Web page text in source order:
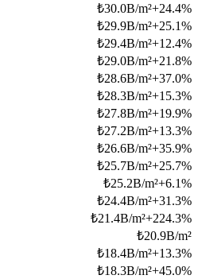
₺30.0B/m²+24.4%
₺29.9B/m²+25.1%
₺29.4B/m²+12.4%
₺29.0B/m²+21.8%
₺28.6B/m²+37.0%
₺28.3B/m²+15.3%
₺27.8B/m²+19.9%
₺27.2B/m²+13.3%
₺26.6B/m²+35.9%
₺25.7B/m²+25.7%
₺25.2B/m²+6.1%
₺24.4B/m²+31.3%
₺21.4B/m²+224.3%
₺20.9B/m²
₺18.4B/m²+13.3%
₺18.3B/m²+45.0%